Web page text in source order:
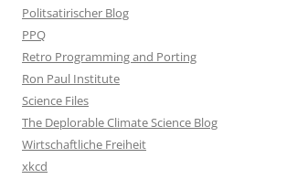
Politsatirischer Blog
PPQ
Retro Programming and Porting
Ron Paul Institute
Science Files
The Deplorable Climate Science Blog
Wirtschaftliche Freiheit
xkcd